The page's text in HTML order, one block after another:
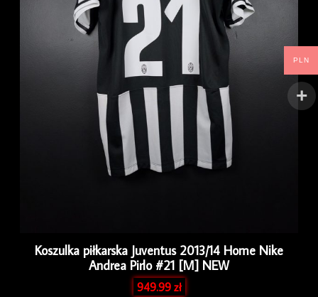
Koszulka piłkarska Juventus 2013/14 Home Nike
Andrea Pirlo #21 [M] NEW
949.99zł
PLN